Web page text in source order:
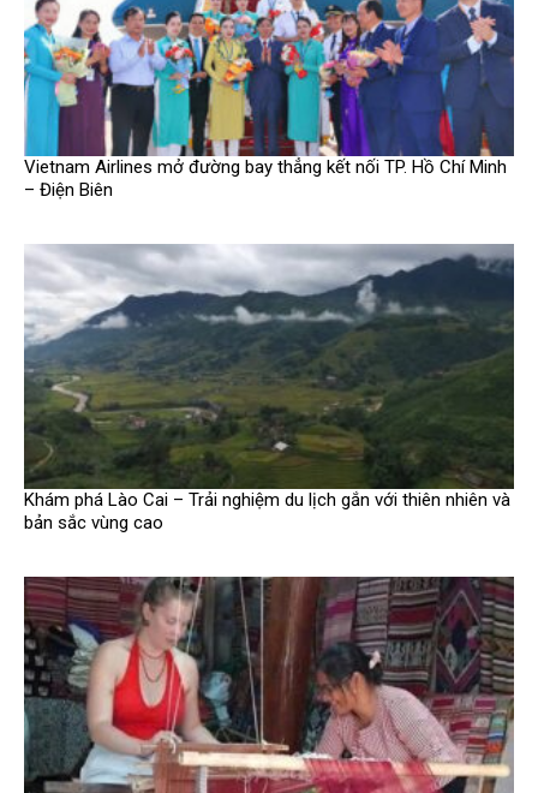
Vietnam Airlines mở đường bay thẳng kết nối TP. Hồ Chí Minh
– Điện Biên
Khám phá Lào Cai – Trải nghiệm du lịch gắn với thiên nhiên và
bản sắc vùng cao